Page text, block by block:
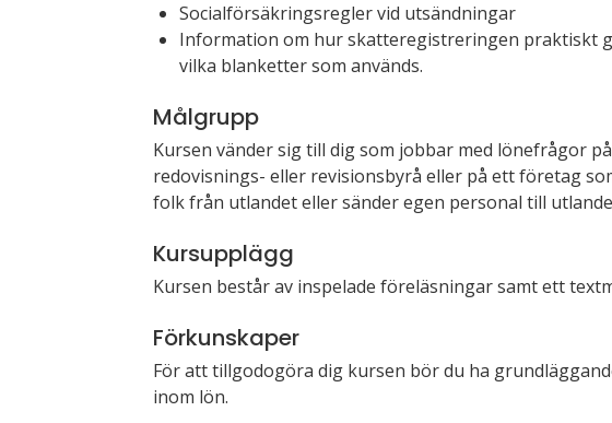
Socialförsäkringsregler vid utsändningar
Information om hur skatteregistreringen praktiskt
vilka blanketter som används.
Målgrupp
Kursen vänder sig till dig som jobbar med lönefrågor
redovisnings- eller revisionsbyrå eller på ett företag
folk från utlandet eller sänder egen personal till
Kursupplägg
Kursen består av inspelade föreläsningar samt ett
Förkunskaper
För att tillgodogöra dig kursen bör du ha
inom lön.